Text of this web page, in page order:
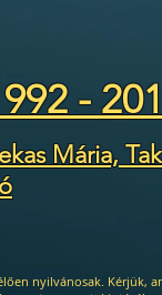
-
Mária,
nyilvánosak. Kérjük,